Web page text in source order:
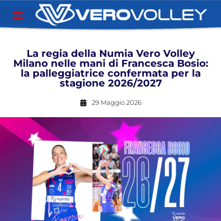
La regia della Numia Vero Volley
Milano nelle mani di Francesca Bosio:
la palleggiatrice confermata per la
stagione 2026/2027
29 Maggio 2026